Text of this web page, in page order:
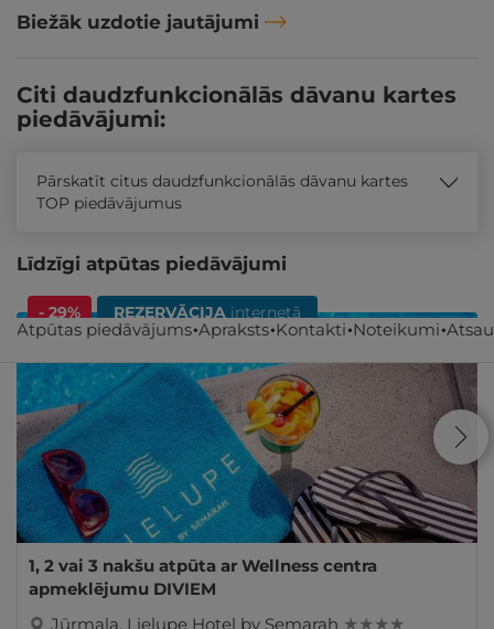
Biežāk uzdotie jautājumi
Atpūtas piedāvājums Apraksts Kontakti Noteikumi
Citi daudzfunkcionālās dāvanu kartes
piedāvājumi:
Pārskatīt citus daudzfunkcionālās dāvanu kartes
TOP piedāvājumus
Līdzīgi atpūtas piedāvājumi
- 29% REZERVĀCIJA internetā
1, 2 vai 3 nakšu atpūta ar Wellness centra
apmeklējumu DIVIEM
Jūrmala, Lielupe Hotel by Semarah ★ ★ ★ ★